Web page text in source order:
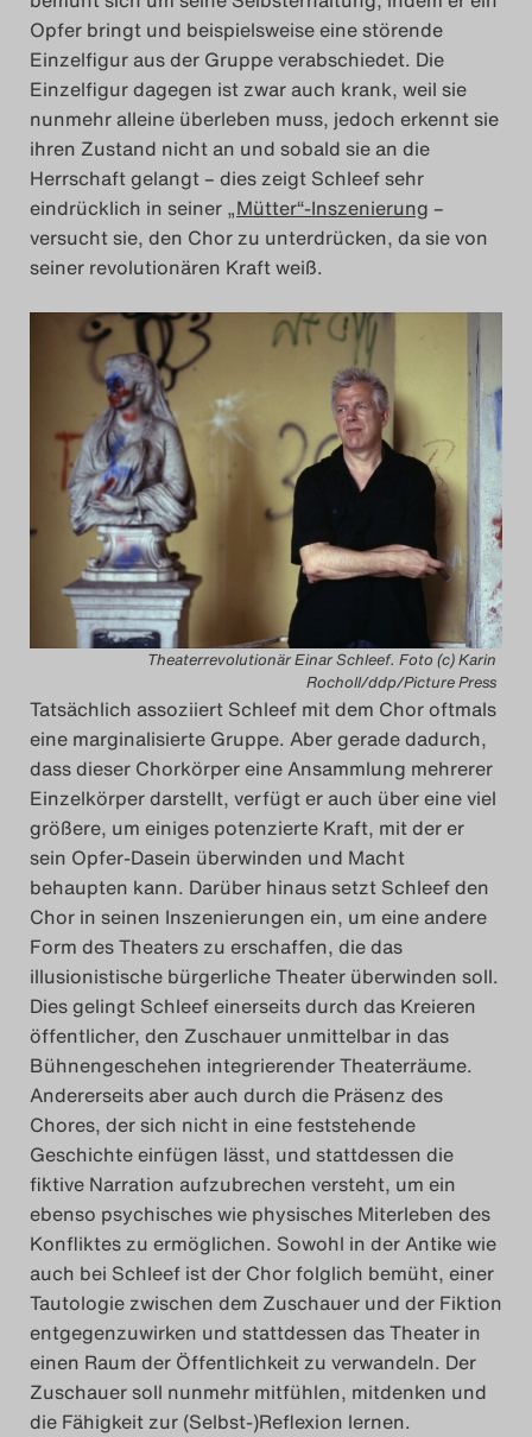
Opfer bringt und beispielsweise eine störende
Einzelfigur aus der Gruppe verabschiedet. Die
Einzelfigur dagegen ist zwar auch krank, weil sie
nunmehr alleine überleben muss, jedoch erkennt sie
ihren Zustand nicht an und sobald sie an die
Herrschaft gelangt – dies zeigt Schleef sehr
eindrücklich in seiner „Mütter“-Inszenierung –
versucht sie, den Chor zu unterdrücken, da sie von
seiner revolutionären Kraft weiß.
Theaterrevolutionär Einar Schleef. Foto (c) Karin
Rocholl/ddp/Picture Press
Tatsächlich assoziiert Schleef mit dem Chor oftmals
eine marginalisierte Gruppe. Aber gerade dadurch,
dass dieser Chorkörper eine Ansammlung mehrerer
Einzelkörper darstellt, verfügt er auch über eine viel
größere, um einiges potenzierte Kraft, mit der er
sein Opfer-Dasein überwinden und Macht
behaupten kann. Darüber hinaus setzt Schleef den
Chor in seinen Inszenierungen ein, um eine andere
Form des Theaters zu erschaffen, die das
illusionistische bürgerliche Theater überwinden soll.
Dies gelingt Schleef einerseits durch das Kreieren
öffentlicher, den Zuschauer unmittelbar in das
Bühnengeschehen integrierender Theaterräume.
Andererseits aber auch durch die Präsenz des
Chores, der sich nicht in eine feststehende
Geschichte einfügen lässt, und stattdessen die
fiktive Narration aufzubrechen versteht, um ein
ebenso psychisches wie physisches Miterleben des
Konfliktes zu ermöglichen. Sowohl in der Antike wie
auch bei Schleef ist der Chor folglich bemüht, einer
Tautologie zwischen dem Zuschauer und der Fiktion
entgegenzuwirken und stattdessen das Theater in
einen Raum der Öffentlichkeit zu verwandeln. Der
Zuschauer soll nunmehr mitfühlen, mitdenken und
die Fähigkeit zur (Selbst-)Reflexion lernen.